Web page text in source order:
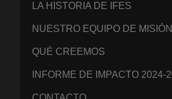
LA HISTORIA DE IFES
NUESTRO EQUIPO DE MISIÓN
QUÉ CREEMOS
INFORME DE IMPACTO 2024-